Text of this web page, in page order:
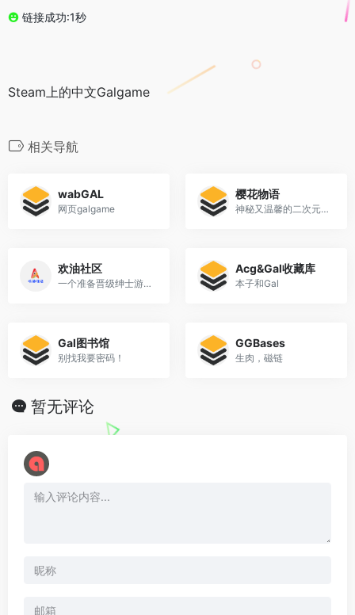
链接成功:1秒
Steam上的中文Galgame
相关导航
wabGAL
网页galgame
樱花物语
神秘又温馨的二次元基地
欢油社区
一个准备晋级绅士游戏福地的网址
Acg&Gal收藏库
本子和Gal
Gal图书馆
别找我要密码！
GGBases
生肉，磁链
暂无评论